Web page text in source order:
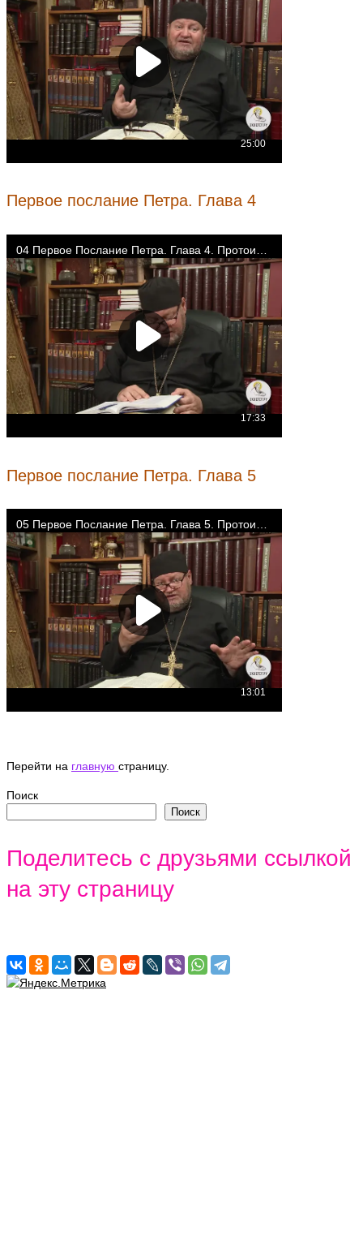
Первое послание Петра. Глава 4
Первое послание Петра. Глава 5
Перейти на главную страницу.
Поиск
Поиск
Поделитесь с друзьями ссылкой
на эту страницу